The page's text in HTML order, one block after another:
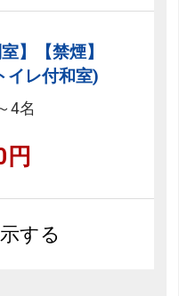
】【禁煙】
イレ付和室)
4名
する